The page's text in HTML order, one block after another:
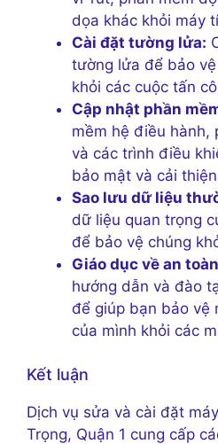
dọa khác khỏi máy
Cài đặt tường lửa:
tường lửa để bảo
khỏi các cuộc tấn
Cập nhật phần
mềm hệ điều hành,
và các trình điều
bảo mật và cải
Sao lưu dữ liệu
dữ liệu quan trọng
để bảo vệ chúng
Giáo dục về an
hướng dẫn và đào
để giúp bạn bảo vệ
của mình khỏi các
Kết luận
Dịch vụ sửa và cài đặt
Trọng, Quận 1 cung cấp